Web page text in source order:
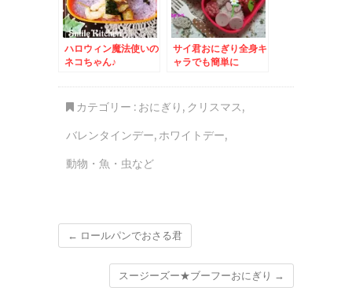
ハロウィン魔法使いの
ネコちゃん♪
サイ君おにぎり全身キ
ャラでも簡単に
カテゴリー : おにぎり , クリスマス,
バレンタインデー, ホワイトデー,
動物・魚・虫など
← ロールパンでおさる君
スージーズー★ブーフーおにぎり →